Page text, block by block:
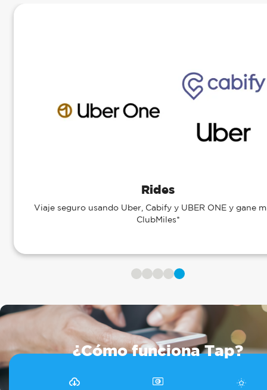
Rides
Viaje seguro usando Uber, Cabify y UBER ONE y gane
ClubMiles*
¿Cómo funciona Tap?